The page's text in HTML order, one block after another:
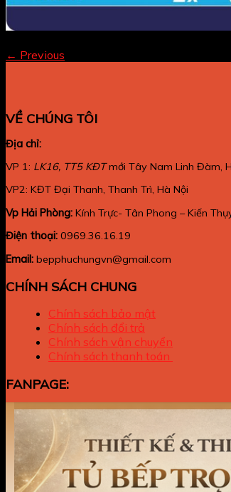
← Previous
VỀ CHÚNG TÔI
Địa chỉ:
VP 1: LK16, TT5 KĐTmới Tây Nam Linh Đàm,
VP2: KĐT Đại Thanh, Thanh Trì, Hà Nội
Vp Hải Phòng: Kính Trực- Tân Phong – Kiến
Điện thoại: 0969.36.16.19
Email: bepphuchungvn@gmail.com
CHÍNH SÁCH CHUNG
Chính sách bảo mật
Chính sách đổi trả
Chính sách vận chuyển
Chính sách thanh toán
FANPAGE: